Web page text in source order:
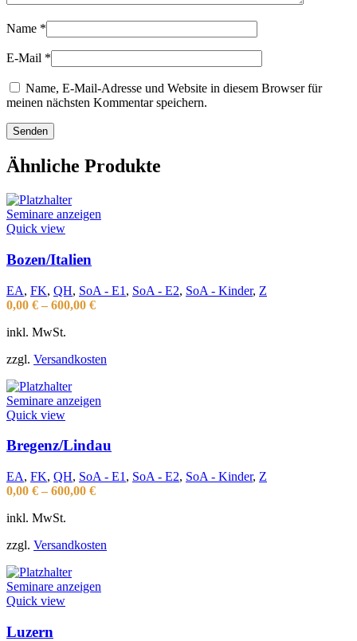
Name *
E-Mail *
Name, E-Mail-Adresse und Website in diesem Browser für
meinen nächsten Kommentar speichern.
Ähnliche Produkte
Seminare anzeigen
Quick view
Bozen/Italien
EA, FK, QH, SoA - E1 , SoA - E2, SoA - Kinder, Z
0,00 € – 600,00 €
inkl. MwSt.
zzgl. Versandkosten
Seminare anzeigen
Quick view
Bregenz/Lindau
EA, FK, QH, SoA - E1 , SoA - E2, SoA - Kinder, Z
0,00 € – 600,00 €
inkl. MwSt.
zzgl. Versandkosten
Seminare anzeigen
Quick view
Luzern